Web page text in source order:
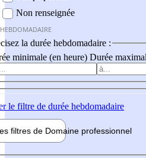
Non renseignée
la durée hebdomadaire :
minimale (en heure) Durée
le filtre de durée hebdomadaire
filtres de Domaine professionnel